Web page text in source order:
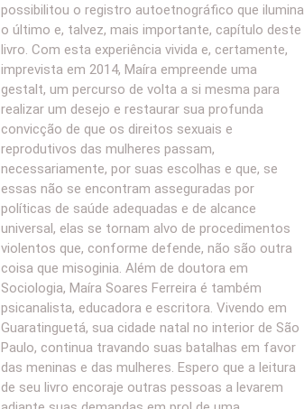
possibilitou o registro autoetnográfico que ilumina
o último e, talvez, mais importante, capítulo deste
livro. Com esta experiência vivida e, certamente,
imprevista em 2014, Maíra empreende uma
gestalt, um percurso de volta a si mesma para
realizar um desejo e restaurar sua profunda
convicção de que os direitos sexuais e
reprodutivos das mulheres passam,
necessariamente, por suas escolhas e que, se
essas não se encontram asseguradas por
políticas de saúde adequadas e de alcance
universal, elas se tornam alvo de procedimentos
violentos que, conforme defende, não são outra
coisa que misoginia. Além de doutora em
Sociologia, Maíra Soares Ferreira é também
psicanalista, educadora e escritora. Vivendo em
Guaratinguetá, sua cidade natal no interior de São
Paulo, continua travando suas batalhas em favor
das meninas e das mulheres. Espero que a leitura
de seu livro encoraje outras pessoas a levarem